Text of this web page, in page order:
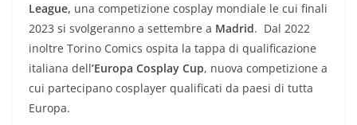
League, una competizione cosplay mondiale le cui finali
2023 si svolgeranno a settembre a Madrid. Dal 2022
inoltre Torino Comics ospita la tappa di qualificazione
italiana dell’Europa Cosplay Cup, nuova competizione a
cui partecipano cosplayer qualificati da paesi di tutta
Europa.